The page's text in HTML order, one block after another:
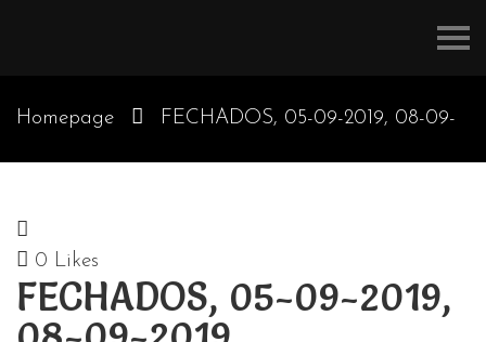
Homepage FECHADOS, 05-09-2019, 08-09-
0 Likes
FECHADOS, 05-09-2019,